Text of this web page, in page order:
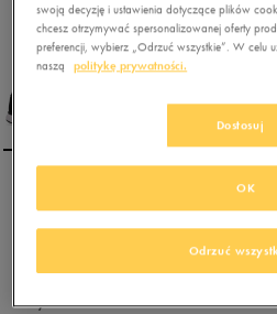
NIKE DART 12
0.0(0)
89,99złz Vat
swoją decyzję i ustawienia dotyczące plików
chcesz otrzymywać spersonalizowanej oferty
preferencji, wybierz „Odrzuć wszystkie”. W celu
naszą
politykę prywatności.
Dostosuj
Odrzuć
OK